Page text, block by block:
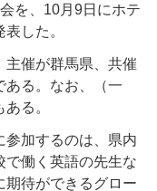
を、10月9日にホテ
した。
主催が群馬県、共催
ある。なお、（一
る。
参加するのは、県内
で働く英語の先生な
期待ができるグロー